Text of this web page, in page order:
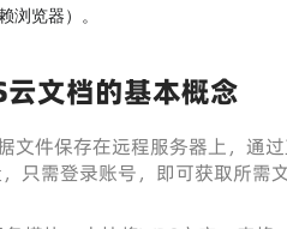
浏览器）。
文档的基本概念
文件保存在远程服务器上，通
只需登录账号，即可获取所需文